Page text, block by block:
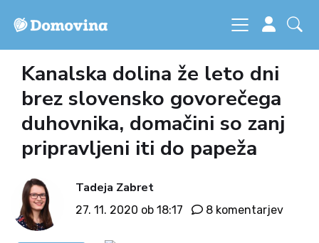
Kanalska dolina že leto dni
brez slovensko govorečega
duhovnika, domačini so zanj
pripravljeni iti do papeža
Tadeja Zabret
27. 11. 2020 ob 18:17 8 komentarjev